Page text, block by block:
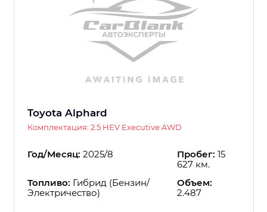
Toyota Alphard
Комплектация: 2.5 HEV Executive AWD
Год/Месяц: 2025/8 Пробег: 15
627 км.
Топливо: Гибрид (Бензин/
Электричество)
Объем:
2.487